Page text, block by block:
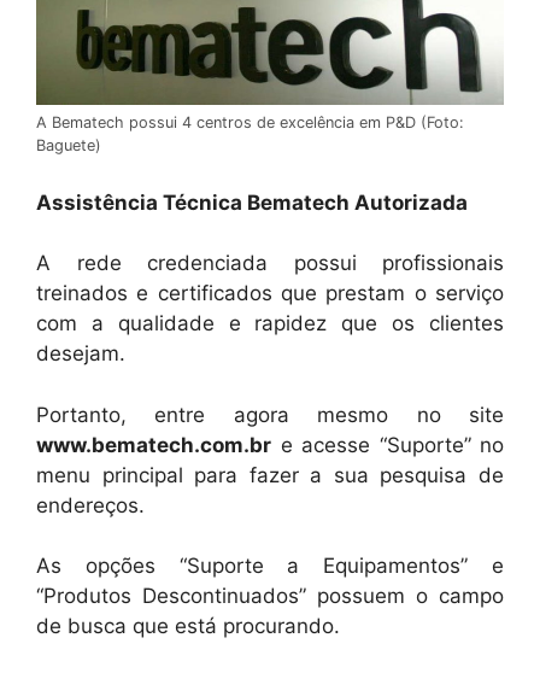
A Bematech possui 4 centros de excelência em P&D (Foto:
Baguete)
Assistência Técnica Bematech Autorizada
A rede credenciada possui profissionais
treinados e certificados que prestam o serviço
com a qualidade e rapidez que os clientes
desejam.
Portanto, entre agora mesmo no site
www.bematech.com.br e acesse “Suporte” no
menu principal para fazer a sua pesquisa de
endereços.
As opções “Suporte a Equipamentos” e
“Produtos Descontinuados” possuem o campo
de busca que está procurando.